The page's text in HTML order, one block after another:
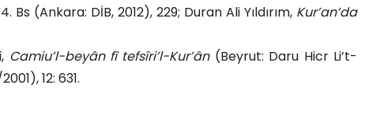
Bs (Ankara: DİB, 2012), 229; Duran Ali Yıldırım, Kur’an’da
Camiu’l-beyân fî tefsîri’l-Kur’ân(Beyrut: Daru Hicr Li’t-
12: 631.